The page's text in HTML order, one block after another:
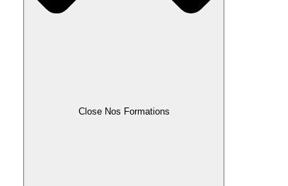
Close Nos Formations